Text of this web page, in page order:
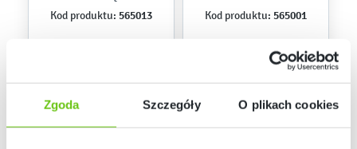
Zgoda Szczegóły O plikach cookies
Kod produktu: 565013 Kod produktu: 565001
5 219,40 zł